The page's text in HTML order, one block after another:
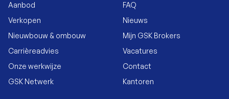
Aanbod
Verkopen
Nieuwbouw & ombouw
Carrièreadvies
Onze werkwijze
GSK Netwerk
FAQ
Nieuws
Mijn GSK Brokers
Vacatures
Contact
Kantoren